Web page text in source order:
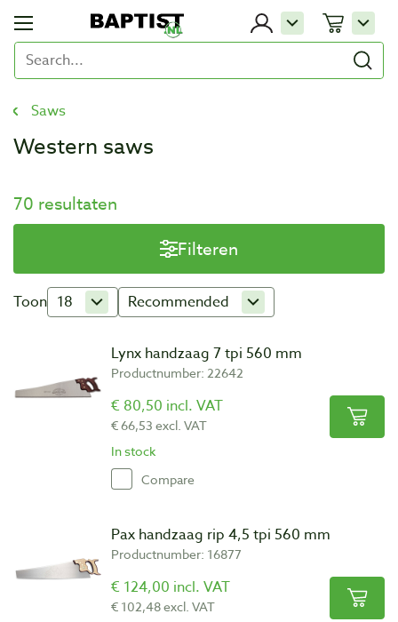
Saws
Western saws
70 resultaten
Filteren
Toon 18 Recommended
Lynx handzaag 7 tpi 560 mm
Productnumber: 22642
€ 80,50 incl. VAT
€ 66,53 excl. VAT
In stock
Compare
Pax handzaag rip 4,5 tpi 560 mm
Productnumber: 16877
€ 124,00 incl. VAT
€ 102,48 excl. VAT